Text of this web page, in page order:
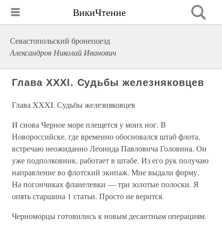
ВикиЧтение
Севастопольский бронепоезд
Александров Николай Иванович
Глава XXXI. Судьбы железняковцев
Глава XXXI. Судьбы железняковцев
И снова Черное море плещется у моих ног. В
Новороссийске, где временно обосновался штаб флота,
встречаю неожиданно Леонида Павловича Головина. Он
уже подполковник, работает в штабе. Из его рук получаю
направление во флотский экипаж. Мне выдали форму.
На погончиках фланелевки — три золотые полоски. Я
опять старшина 1 статьи. Просто не верится.
Черноморцы готовились к новым десантным операциям.